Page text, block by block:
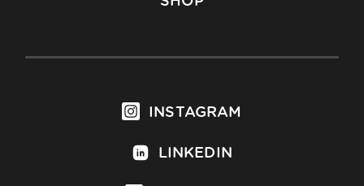
INSTAGRAM
LINKEDIN